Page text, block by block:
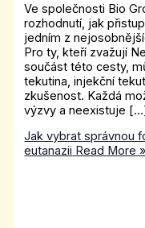
Ve společnosti Bio
rozhodnutí, jak
jedním z
Pro ty, kteří zvažují
součást této cesty,
tekutina, injekční
zkušenost. Každá
výzvy a neexistuje
Jak vybrat správnou
eutanazii Read More »